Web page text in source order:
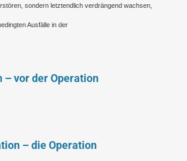
sondern letztendlich verdrängend wachsen,
Ausfälle in der
vor der Operation
– die Operation